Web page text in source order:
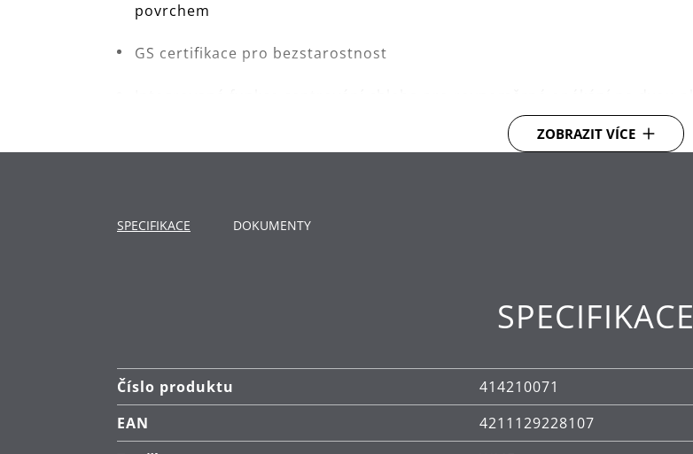
povrchem
GS certifikace pro bezstarostnost
Nerezový nástavec pro housky, rohlíky a croissanty
Integrované úložiště kabelu (1 m kabelu) pro praktické skladování
ZOBRAZIT VÍCE
SPECIFIKACE DOKUMENTY
SPECIFIKACE
Číslo produktu
414210071
EAN
4211129228107